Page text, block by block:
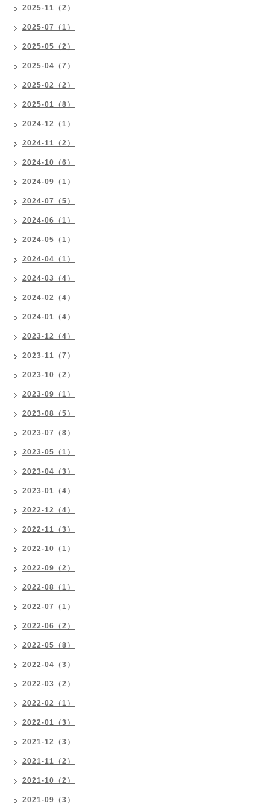
2025-11（2）
2025-07（1）
2025-05（2）
2025-04（7）
2025-02（2）
2025-01（8）
2024-12（1）
2024-11（2）
2024-10（6）
2024-09（1）
2024-07（5）
2024-06（1）
2024-05（1）
2024-04（1）
2024-03（4）
2024-02（4）
2024-01（4）
2023-12（4）
2023-11（7）
2023-10（2）
2023-09（1）
2023-08（5）
2023-07（8）
2023-05（1）
2023-04（3）
2023-01（4）
2022-12（4）
2022-11（3）
2022-10（1）
2022-09（2）
2022-08（1）
2022-07（1）
2022-06（2）
2022-05（8）
2022-04（3）
2022-03（2）
2022-02（1）
2022-01（3）
2021-12（3）
2021-11（2）
2021-10（2）
2021-09（3）